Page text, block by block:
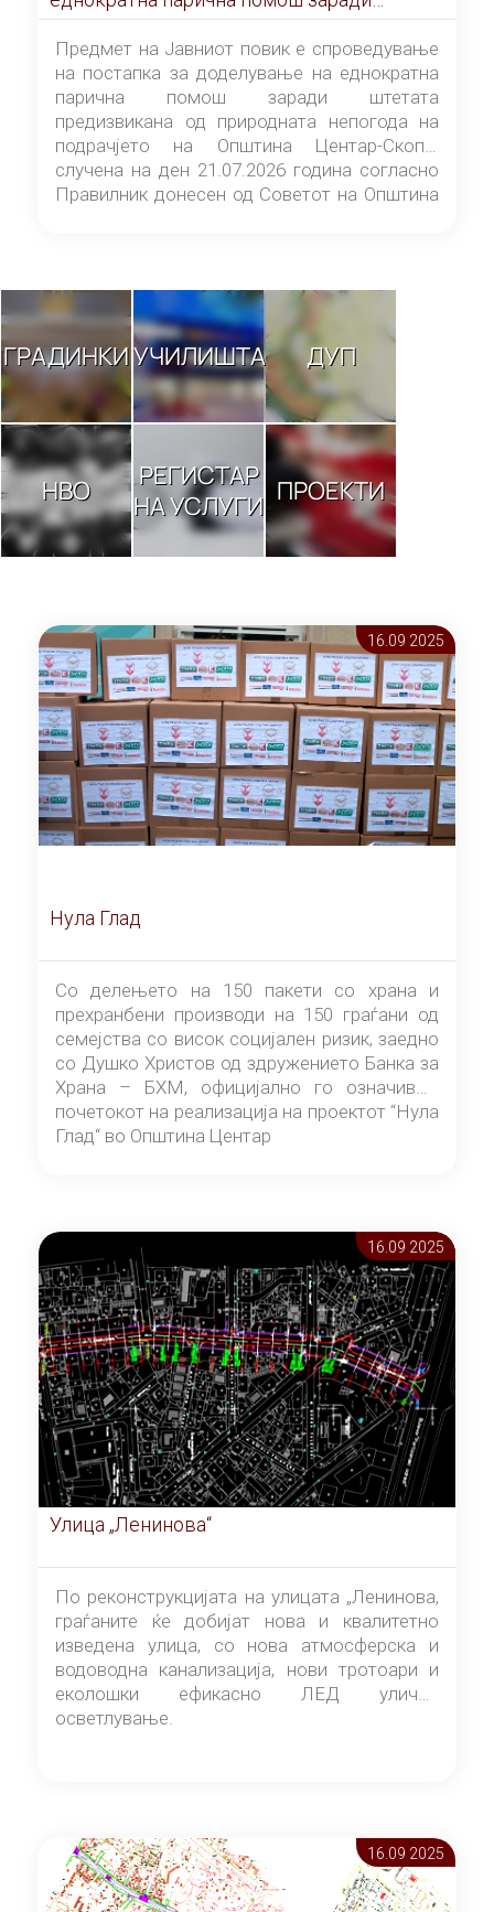
штетата предизвикана од природната
непогода на подрачјето на Општина
Центар-Скопје случена на ден 21.07.2026
година
Предмет на Јавниот повик е спроведување
на постапка за доделување на еднократна
парична помош заради штетата
предизвикана од природната непогода на
подрачјето на Општина Центар-Скопје
случена на ден 21.07.2026 година согласно
Правилник донесен од Советот на Општина
ГРАДИНКИУЧИЛИШТА ДУП
НВО
РЕГИСТАР
НА УСЛУГИ ПРОЕКТИ
16.09 2025
Нула Глад
Со делењето на 150 пакети со храна и
прехранбени производи на 150 граѓани од
семејства со висок социјален ризик, заедно
со Душко Христов од здружението Банка за
Храна – БХМ, официјално го означивме
почетокот на реализација на проектот “Нула
Глад“ во Општина Центар
16.09 2025
Улица „Ленинова“
По реконструкцијата на улицата „Ленинова,
граѓаните ќе добијат нова и квалитетно
изведена улица, со нова атмосферска и
водоводна канализација, нови тротоари и
еколошки ефикасно ЛЕД улично
осветлување.
16.09 2025